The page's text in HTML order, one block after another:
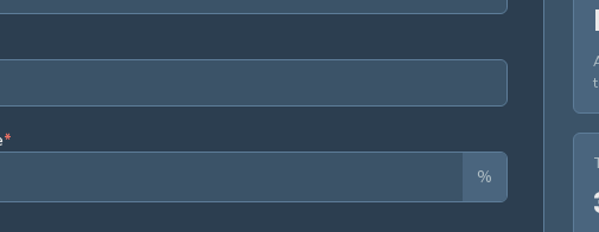
*
%